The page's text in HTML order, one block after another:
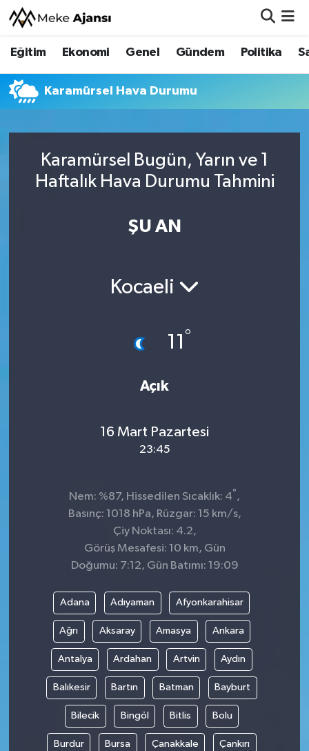
Eğitim Ekonomi Genel Gündem Politika
Karamürsel Hava Durumu
Karamürsel Bugün, Yarın ve 1
Haftalık Hava Durumu Tahmini
ŞU AN
Kocaeli
11 °
Açık
16 Mart Pazartesi
23:45
Nem: %87, Hissedilen Sıcaklık: 4° ,
Basınç: 1018 hPa, Rüzgar: 15 km/s,
Çiy Noktası: 4.2,
Görüş Mesafesi: 10 km, Gün
Doğumu: 7:12, Gün Batımı: 19:09
Adana Adıyaman Afyonkarahisar
Ağrı Aksaray Amasya Ankara
Antalya Ardahan Artvin Aydın
Balıkesir Bartın Batman Bayburt
Bilecik Bingöl Bitlis Bolu
Burdur Bursa Çanakkale Çankırı
Eğitim
Ekonomi
Gündem
Nöbetçi Eczaneler
Hava Durumu
Trafik Durumu